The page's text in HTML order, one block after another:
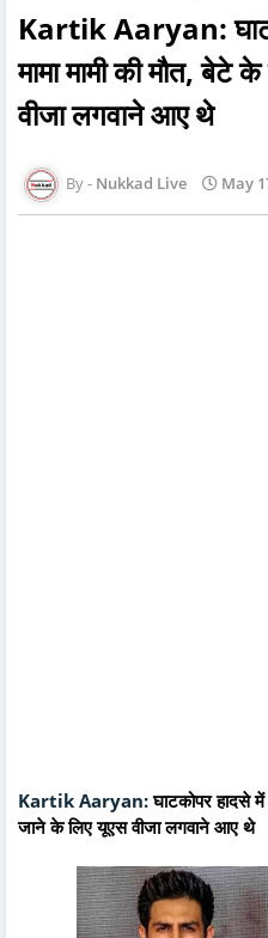
Kartik Aaryan:
मामा मामी की मौत, बेटे
वीजा लगवाने आए थे
Nukkad Live May
Kartik Aaryan:घाटकोपर हादसे में
जाने के लिए यूएस वीजा लगवाने आए थे